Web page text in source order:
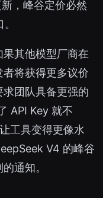
，峰谷定价必然
其他模型厂商在
将获得更多议价
团队具备更强的
API Key 就不
工具变得更像水
V4 的峰谷
通知。